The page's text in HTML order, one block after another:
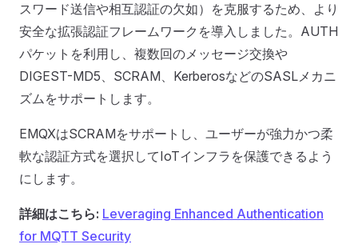
スワード送信や相互認証の欠如）を克服するため、より
安全な拡張認証フレームワークを導入しました。AUTH
パケットを利用し、複数回のメッセージ交換や
DIGEST-MD5、SCRAM、KerberosなどのSASLメカニ
ズムをサポートします。
EMQXはSCRAMをサポートし、ユーザーが強力かつ柔
軟な認証方式を選択してIoTインフラを保護できるよう
にします。
詳細はこちら: Leveraging Enhanced Authentication
for MQTT Security